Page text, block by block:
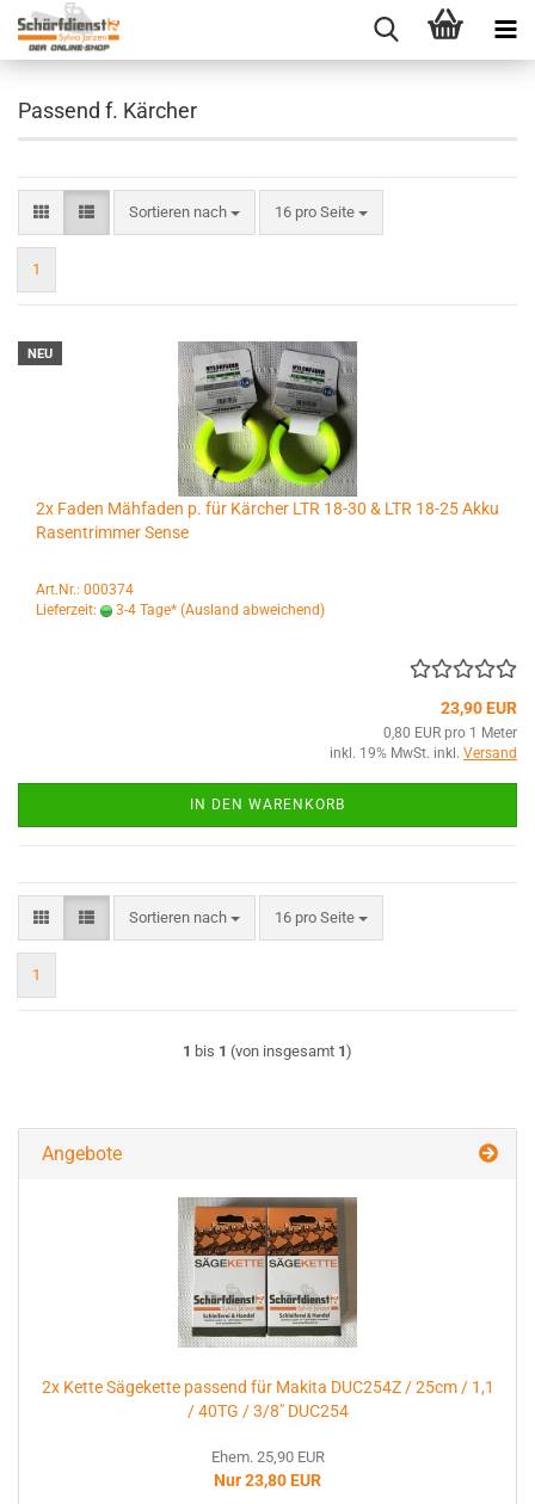
Passend f. Kärcher
Sortieren nach
Sortieren nach 16 pro Seite
pro Seite
1
NEU
2x Faden Mähfaden p. für Kärcher LTR 18-30 & LTR 18-25 Akku
Rasentrimmer Sense
Art.Nr.: 000374
Lieferzeit:
3-4 Tage* (Ausland abweichend)
23,90 EUR
0,80 EUR pro 1 Meter
inkl. 19% MwSt. inkl. Versand
IN DEN WARENKORB
Sortieren nach
Sortieren nach 16 pro Seite
pro Seite
1
1 bis 1 (von insgesamt 1)
Angebote
2x Kette Sägekette passend für Makita DUC254Z / 25cm / 1,1
/ 40TG / 3/8" DUC254
Ehem. 25,90 EUR
Nur 23,80 EUR